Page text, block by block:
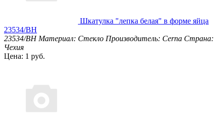
Шкатулка "лепка белая" в форме яйца
23534/BH
23534/BH Материал: Стекло Производитель: Cerna Страна:
Чехия
Цена: 1 руб.